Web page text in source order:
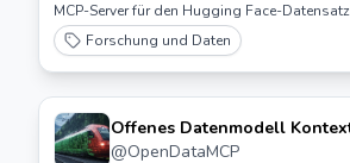
MCP-Server für den Hugging Face-
Forschung und Daten
Offenes Datenmodell
@OpenDataMCP